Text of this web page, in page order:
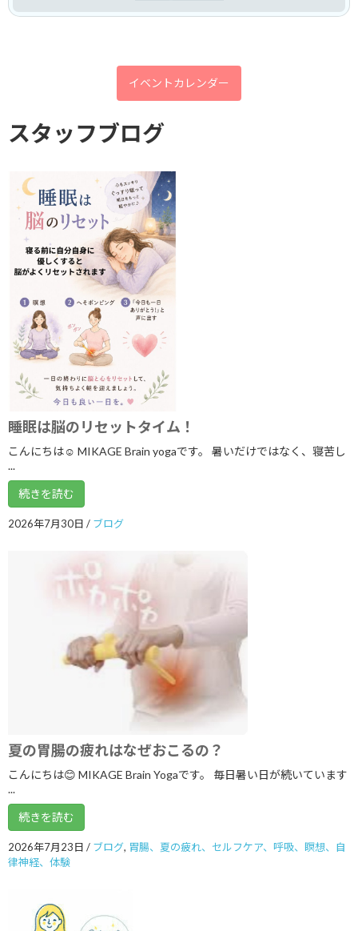
2026年6月
2026年4月
2026年3月
2026年2月
2026年1月
2025年12月
2025年11月
2025年10月
2025年9月
2025年7月
2025年5月
2025年4月
2024年12月
2024年6月
2024年5月
2023年11月
イベントカレンダー
スタッフブログ
睡眠は脳のリセットタイム！
こんにちは☺ MIKAGE Brain yogaです。 暑いだけではなく、寝苦し
...
続きを読む
2026年7月30日 / ブログ
夏の胃腸の疲れはなぜおこるの？
こんにちは😊 MIKAGE Brain Yogaです。 毎日暑い日が続いています
...
続きを読む
2026年7月23日 / ブログ, 胃腸、夏の疲れ、セルフケア、呼吸、瞑想、自
律神経、体験